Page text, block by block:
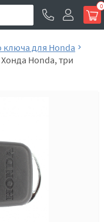
0
ключа для Honda
Honda, три